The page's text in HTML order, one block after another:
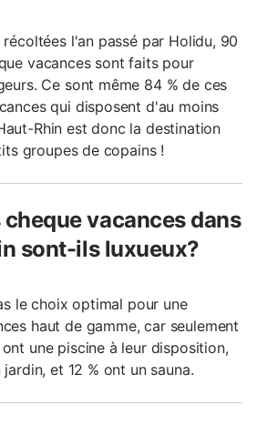
l'an passé par Holidu, 90
vacances sont faits pour
Ce sont même 84 % de ces
qui disposent d'au moins
Rhin est donc la destination
groupes de copains !
vacances dans
sont-ils luxueux?
le choix optimal pour une
haut de gamme, car seulement
une piscine à leur disposition,
et 12 % ont un sauna.